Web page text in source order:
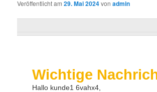
Veröffentlicht am29. Mai 2024vonadmin
Wichtige
Hallo kunde1 6vahx4,